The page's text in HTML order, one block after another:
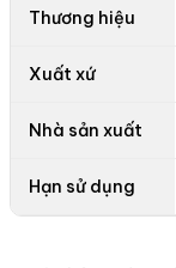
Thương hiệu
Xuất xứ
Nhà sản xuất
Hạn sử dụng